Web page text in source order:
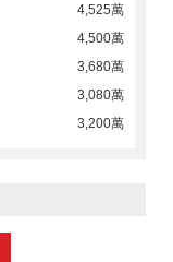
4,525萬
4,500萬
3,680萬
3,080萬
3,200萬